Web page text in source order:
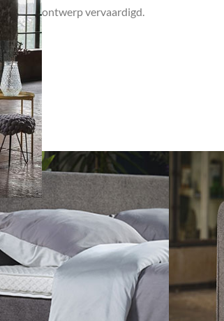
ontwerp vervaardigd.